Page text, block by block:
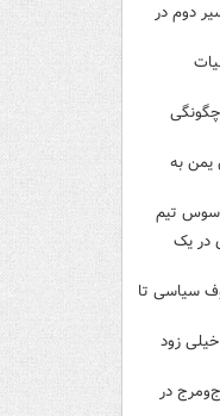
دوم در
چگونگی
یمن به
تیم
در یک
سیاسی تا
زود
در